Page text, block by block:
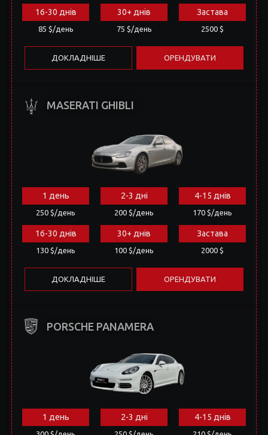
ДОКЛАДНІШЕ ОРЕНДУВАТИ
2-3 дні
16-30 днів
130 $/день
30+ днів
100 $/день
Застава
2000 $
ДОКЛАДНІШЕ ОРЕНДУВАТИ
PORSCHE PANAMERA
2-3 дні
250 $/день
16-30 днів
180 $/день
30+ днів
160 $/день
Застава
2500 $